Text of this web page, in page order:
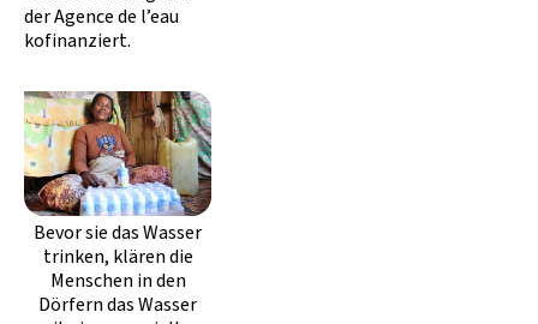
der Agence de l’eau
kofinanziert.
Bevor sie das Wasser
trinken, klären die
Menschen in den
Dörfern das Wasser